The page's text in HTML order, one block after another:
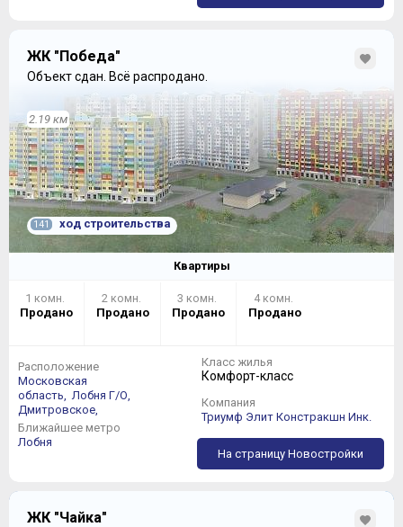
ЖК "Победа"
Объект сдан. Всё распродано.
2.19 км
141 ход строительства
Квартиры
1 комн.
Продано
2 комн.
Продано
3 комн.
Продано
4 комн.
Продано
Расположение
Московская
область,
Лобня Г/О,
Дмитровское,
Ближайшее метро
Лобня
Класс жилья
Комфорт-класс
Компания
Триумф Элит Констракшн Инк.
На страницу Новостройки
ЖК "Чайка"